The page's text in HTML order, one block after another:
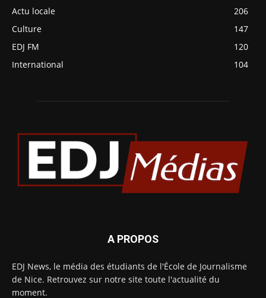
Actu locale
206
Culture
147
EDJ FM
120
International
104
A PROPOS
EDJ News, le média des étudiants de l'École de Journalisme
de Nice. Retrouvez sur notre site toute l'actualité du
moment.